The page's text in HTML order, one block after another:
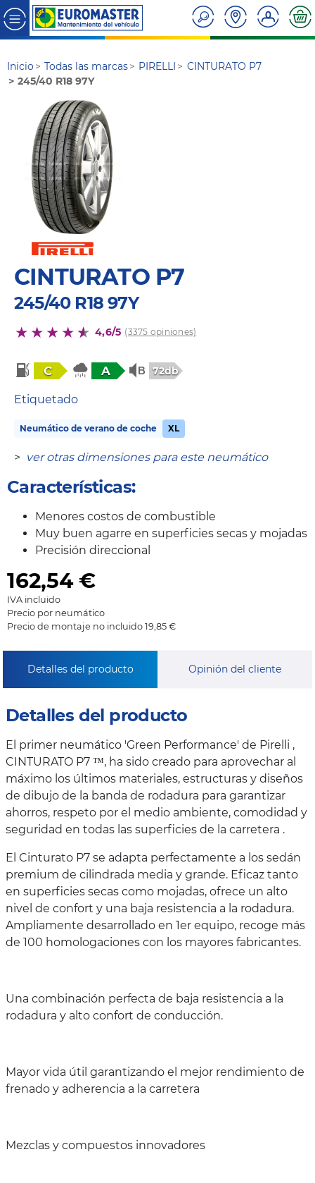
Inicio Todas las marcas PIRELLI
CINTURATO P7
245/40 R18 97Y
CINTURATO P7
245/40 R18 97Y
4,6/5 (3375 opiniones)
C A 72db
Etiquetado
Neumático de verano de coche XL
> ver otras dimensiones para este neumático
Características:
Menores costos de combustible
Muy buen agarre en superficies secas y mojadas
Precisión direccional
162,54€
IVA incluido
Precio por neumático
Precio de montaje no incluido 19,85 €
Detalles del producto Opinión del cliente
Detalles del producto
El primer neumático 'Green Performance' de Pirelli ,
CINTURATO P7 ™, ha sido creado para aprovechar al
máximo los últimos materiales, estructuras y diseños
de dibujo de la banda de rodadura para garantizar
ahorros, respeto por el medio ambiente, comodidad y
seguridad en todas las superficies de la carretera .
El Cinturato P7 se adapta perfectamente a los sedán
premium de cilindrada media y grande. Eficaz tanto
en superficies secas como mojadas, ofrece un alto
nivel de confort y una baja resistencia a la rodadura.
Ampliamente desarrollado en 1er equipo, recoge más
de 100 homologaciones con los mayores fabricantes.
Una combinación perfecta de baja resistencia a la
rodadura y alto confort de conducción.
Mayor vida útil garantizando el mejor rendimiento de
frenado y adherencia a la carretera
Mezclas y compuestos innovadores